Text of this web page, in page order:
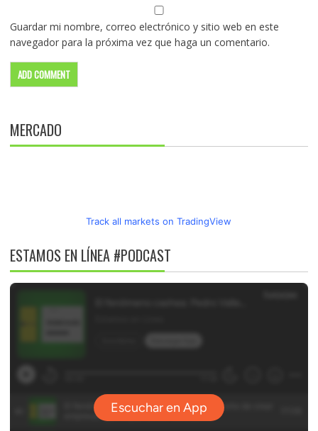
Guardar mi nombre, correo electrónico y sitio web en este
navegador para la próxima vez que haga un comentario.
MERCADO
Track all markets on TradingView
ESTAMOS EN LÍNEA #PODCAST